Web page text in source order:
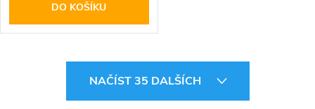
DO KOŠÍKU
NAČÍST 35 DALŠÍCH